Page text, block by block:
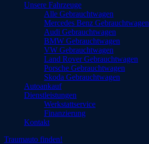
Unsere Fahrzeuge
Alle Gebrauchtwagen
Mercedes Benz Gebrauchtwagen
Audi Gebrauchtwagen
BMW Gebrauchtwagen
VW Gebrauchtwagen
Land Rover Gebrauchtwagen
Porsche Gebrauchtwagen
Skoda Gebrauchtwagen
Autoankauf
Dienstleistungen
Werkstattservice
Finanzierung
Kontakt
Traumauto finden!